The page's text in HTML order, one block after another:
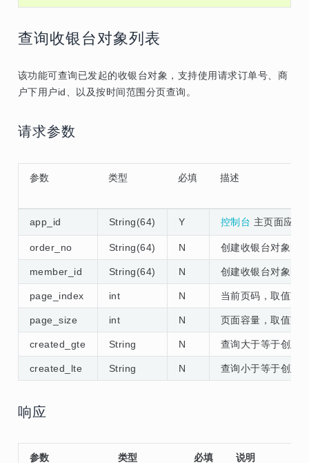
查询收银台对象列表
该功能可查询已发起的收银台对象，支持使用请求订单号、商
户下用户id、以及按时间范围分页查询。
请求参数
参数 类型 必填 描述
app_id String(64) Y 控制台 主页面应用
order_no String(64) N 创建收银台对象时
member_id String(64) N 创建收银台对象时
page_index int N 当前页码，取值范
page_size int N 页面容量，取值范
created_gte String N 查询大于等于创建
created_lte String N 查询小于等于创建
响应
参数 类型 必填 说明